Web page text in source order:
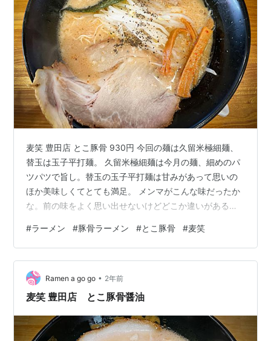
麦笑 豊田店 とこ豚骨 930円 今回の麺は久留米極細麺、
替玉は玉子平打麺。 久留米極細麺は今月の麺、細めのパ
ツパツで旨し。替玉の玉子平打麺は甘みがあって思いの
ほか美味しくてとても満足。 メンマがこんな味だったか
な。前の味をよく思い出せないけどどこか違いがあるよ
具材はあっさりしていたほうが好み。メンマの味が濃く
感じた。 お昼ちょうどくらいに行ったら外で少し待つこ
とになった。人気のお店だな。 今日のランチもいいもの
だった。 お店の前には7台ほどの駐車場あり 麦笑 豊田店
関連ランキング：ラーメン | 上挙母駅、新上挙母駅 ブロ
#ラーメン #豚骨ラーメン #とこ豚骨 #麦笑
Ramen a go go • 2年前
麦笑 豊田店 とこ豚骨醤油